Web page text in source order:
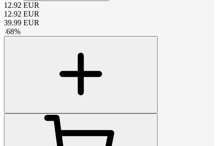
12.92 EUR
12.92 EUR
39.99 EUR
-68%